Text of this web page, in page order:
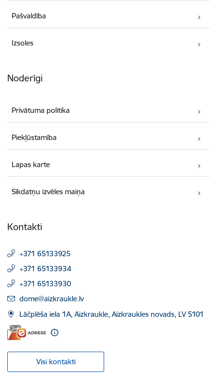
Pašvaldība
Izsoles
Noderīgi
Privātuma politika
Piekļūstamība
Lapas karte
Sīkdatņu izvēles maiņa
Kontakti
+371 65133925
+371 65133934
+371 65133930
E-pasts:
dome@aizkraukle.lv
Lāčplēša iela 1A, Aizkraukle, Aizkraukles novads, LV 5101
Visi kontakti